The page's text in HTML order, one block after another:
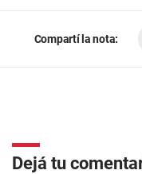
Compartí la nota:
Dejá tu